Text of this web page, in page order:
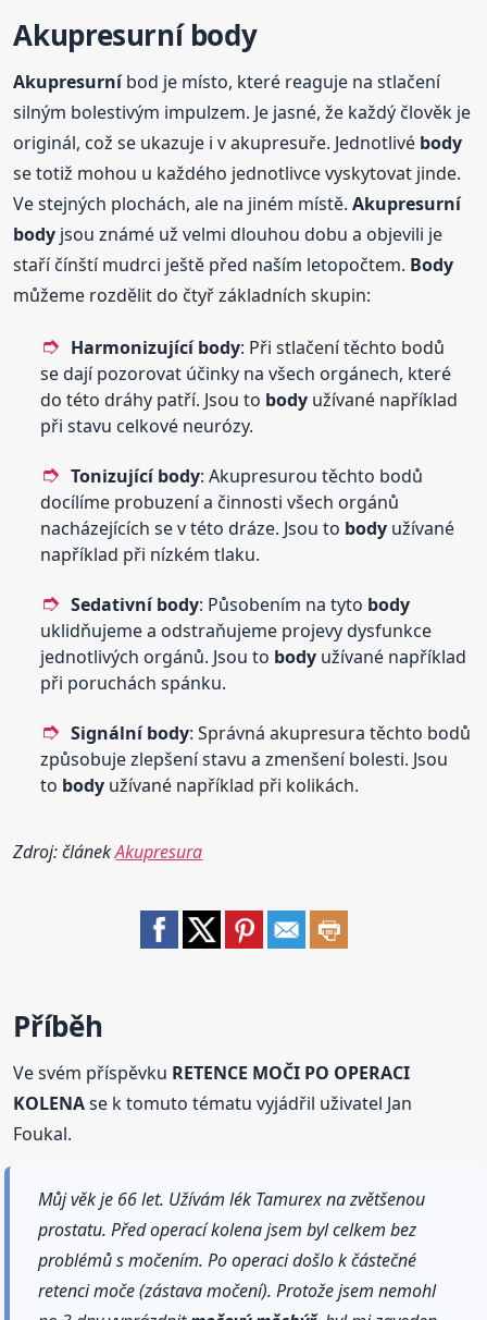
Akupresurní body
Akupresurníbod je místo, které reaguje na stlačení
silným bolestivým impulzem. Je jasné, že každý člověk je
originál, což se ukazuje i v akupresuře. Jednotlivé body
se totiž mohou u každého jednotlivce vyskytovat jinde.
Ve stejných plochách, ale na jiném místě.Akupresurní
body jsou známé už velmi dlouhou dobu a objevili je
staří čínští mudrci ještě před naším letopočtem. Body
můžeme rozdělit do čtyř základních skupin:
Harmonizujícíbody: Při stlačení těchto bodů
se dají pozorovat účinky na všech orgánech, které
do této dráhy patří. Jsou to body užívané například
při stavu celkové neurózy.
Tonizujícíbody: Akupresurou těchto bodů
docílíme probuzení a činnosti všech orgánů
nacházejících se v této dráze. Jsou to body užívané
například při nízkém tlaku.
Sedativníbody: Působením na tyto body
uklidňujeme a odstraňujeme projevy dysfunkce
jednotlivých orgánů. Jsou to body užívané například
při poruchách spánku.
Signálníbody: Správná akupresura těchto bodů
způsobuje zlepšení stavu a zmenšení bolesti. Jsou
to body užívané například při kolikách.
Zdroj: článekAkupresura
Příběh
Ve svém příspěvku RETENCE MOČI PO OPERACI
KOLENAse k tomuto tématu vyjádřil uživatel Jan
Foukal.
Můj věk je 66 let. Užívám lék Tamurex na zvětšenou
prostatu. Před operací kolena jsem byl celkem bez
problémů s močením. Po operaci došlo k částečné
retenci moče (zástava močení). Protože jsem nemohl